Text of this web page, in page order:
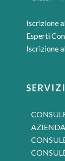
Iscrizione
Esperti
Iscrizione
SERVIZI